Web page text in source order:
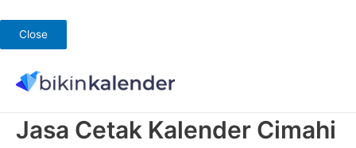
Close
konten
Jasa Cetak Kalender Cimahi